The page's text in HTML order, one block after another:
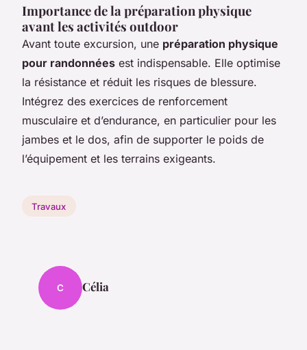
Importance de la préparation physique
avant les activités outdoor
Avant toute excursion, une préparation physique
pour randonnées est indispensable. Elle optimise
la résistance et réduit les risques de blessure.
Intégrez des exercices de renforcement
musculaire et d’endurance, en particulier pour les
jambes et le dos, afin de supporter le poids de
l’équipement et les terrains exigeants.
Travaux
C Célia